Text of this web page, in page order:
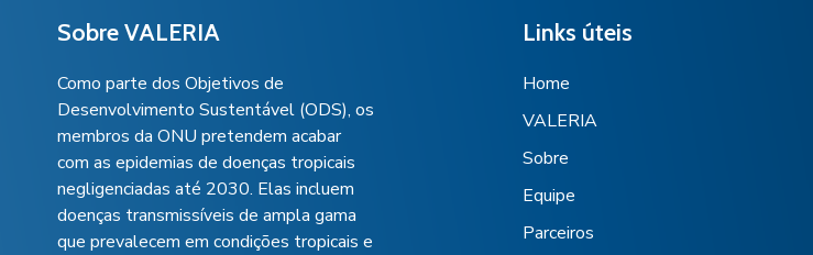
Sobre VALERIA
Como parte dos Objetivos de
Desenvolvimento Sustentável (ODS), os
membros da ONU pretendem acabar
com as epidemias de doenças tropicais
negligenciadas até 2030. Elas incluem
doenças transmissíveis de ampla gama
que prevalecem em condições tropicais e
Links úteis
Home
VALERIA
Sobre
Equipe
Parceiros